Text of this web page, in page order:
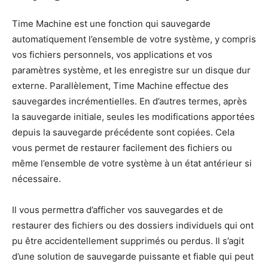
Time Machine est une fonction qui sauvegarde
automatiquement l’ensemble de votre système, y compris
vos fichiers personnels, vos applications et vos
paramètres système, et les enregistre sur un disque dur
externe. Parallèlement, Time Machine effectue des
sauvegardes incrémentielles. En d’autres termes, après
la sauvegarde initiale, seules les modifications apportées
depuis la sauvegarde précédente sont copiées. Cela
vous permet de restaurer facilement des fichiers ou
même l’ensemble de votre système à un état antérieur si
nécessaire.
Il vous permettra d’afficher vos sauvegardes et de
restaurer des fichiers ou des dossiers individuels qui ont
pu être accidentellement supprimés ou perdus. Il s’agit
d’une solution de sauvegarde puissante et fiable qui peut